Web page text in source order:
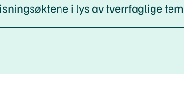
i lys av tverrfaglige